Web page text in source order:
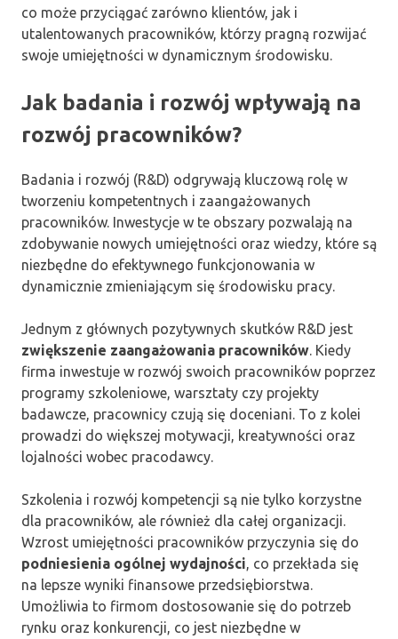
co może przyciągać zarówno klientów, jak i
utalentowanych pracowników, którzy pragną rozwijać
swoje umiejętności w dynamicznym środowisku.
Jak badania i rozwój wpływają na
rozwój pracowników?
Badania i rozwój (R&D) odgrywają kluczową rolę w
tworzeniu kompetentnych i zaangażowanych
pracowników. Inwestycje w te obszary pozwalają na
zdobywanie nowych umiejętności oraz wiedzy, które są
niezbędne do efektywnego funkcjonowania w
dynamicznie zmieniającym się środowisku pracy.
Jednym z głównych pozytywnych skutków R&D jest
zwiększenie zaangażowania pracowników. Kiedy
firma inwestuje w rozwój swoich pracowników poprzez
programy szkoleniowe, warsztaty czy projekty
badawcze, pracownicy czują się doceniani. To z kolei
prowadzi do większej motywacji, kreatywności oraz
lojalności wobec pracodawcy.
Szkolenia i rozwój kompetencji są nie tylko korzystne
dla pracowników, ale również dla całej organizacji.
Wzrost umiejętności pracowników przyczynia się do
podniesienia ogólnej wydajności, co przekłada się
na lepsze wyniki finansowe przedsiębiorstwa.
Umożliwia to firmom dostosowanie się do potrzeb
rynku oraz konkurencji, co jest niezbędne w